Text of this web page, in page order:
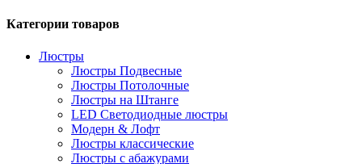
Категории товаров
Люстры
Люстры Подвесные
Люстры Потолочные
Люстры на Штанге
LED Светодиодные люстры
Модерн & Лофт
Люстры классические
Люстры с абажурами